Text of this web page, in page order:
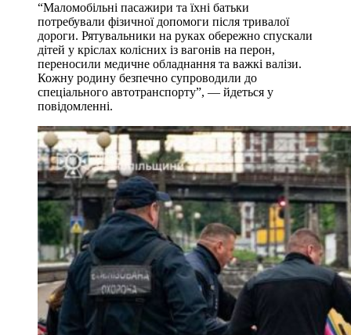
“Маломобільні пасажири та їхні батьки
потребували фізичної допомоги після тривалої
дороги. Рятувальники на руках обережно спускали
дітей у кріслах колісних із вагонів на перон,
переносили медичне обладнання та важкі валізи.
Кожну родину безпечно супроводили до
спеціального автотранспорту”, — йдеться у
повідомленні.